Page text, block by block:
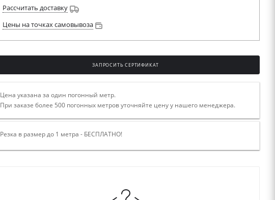
Рассчитать доставку
Цены на точках самовывоза
ЗАПРОСИТЬ СЕРТИФИКАТ
Цена указана за один погонный метр.
При заказе более 500 погонных метров уточняйте цену у нашего менеджера.
Резка в размер до 1 метра - БЕСПЛАТНО!